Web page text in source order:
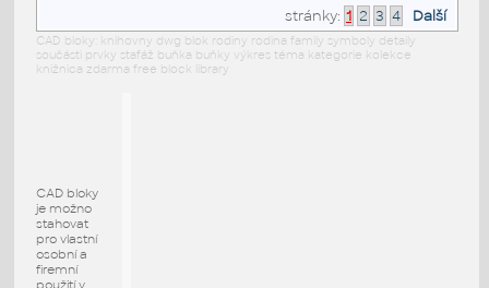
stránky: 1 2 3 4 Další
CAD bloky: knihovny dwg blok rodiny rodina family symboly detaily
součásti prvky stafáž buňka buňky výkres téma kategorie kolekce
knižnica zdarma free block library
CAD bloky
je možno
stahovat
pro vlastní
osobní a
firemní